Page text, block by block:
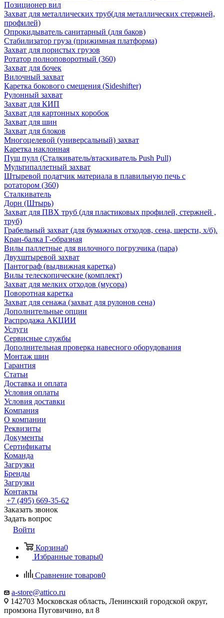
Позиционер вил
Захват для металлических труб(для металлических стержней,
профилей)
Опрокидыватель санитарный (для баков)
Стабилизатор груза (прижимная платформа)
Захват для пористых грузов
Ротатор полноповоротный (360)
Захват для бочек
Вилочный захват
Каретка бокового смещения (Sideshifter)
Рулонный захват
Захват для КИП
Захват для картонных коробок
Захват для шин
Захват для блоков
Многоцелевой (универсальный) захват
Каретка наклонная
Пуш пулл (Сталкиватель/втаскиватель Push Pull)
Мультипаллетный захват
Штыревой податчик материала в плавильную печь с
ротатором (360)
Сталкиватель
Дорн (Штырь)
Захват для ПВХ труб (для пластиковых профилей, стержней ,
труб)
Грабельный захват (для бумажных отходов, сена, шерсти, х/б).
Кран-балка Г-образная
Вилы паллетные для вилочного погрузчика (пара)
Двухштыревой захват
Пантограф (выдвижная каретка)
Вилы телескопические (комплект)
Захват для мелких отходов (мусора)
Поворотная каретка
Захват для сенажа (захват для рулонов сена)
Дополнительные опции
Распродажа АКЦИИ
Услуги
Сервисные службы
Дополнительная проверка навесного оборудования
Монтаж шин
Гарантия
Статьи
Доставка и оплата
Условия оплаты
Условия доставки
Компания
О компании
Реквизиты
Документы
Сертификаты
Команда
Загрузки
Бренды
Загрузки
Контакты
+7 (495) 669-35-62
Заказать звонок
Задать вопрос
Войти
Корзина0
Избранные товары0
Сравнение товаров0
a-store@attico.ru
142703 Московская область, Ленинский городской округ,
промзона Пуговичино, вл 8